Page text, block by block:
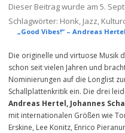
Dieser Beitrag wurde am 5.
Schlagwörter: Honk, Jazz,
„Good Vibes!“ – Andreas
Die originelle und virtuose Musik
schon seit vielen Jahren und
Nominierungen auf die Longlist
Schallplattenkritik ein. Die drei
Andreas Hertel, Johannes
mit internationalen Größen wie
Erskine, Lee Konitz, Enrico